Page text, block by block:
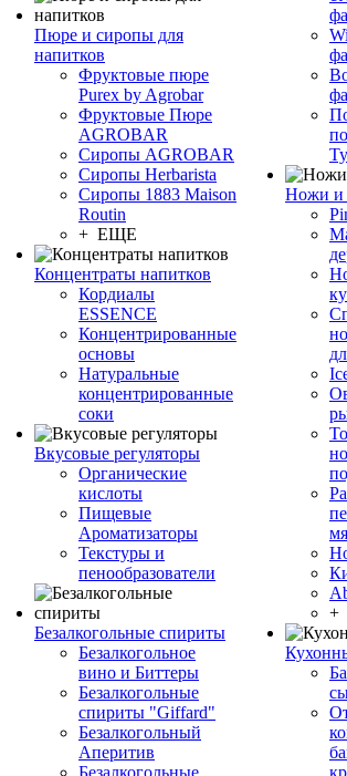
Пюре и сиропы для
напитков
Фруктовые пюре
Purex by Agrobar
Фруктовые Пюре
AGROBAR
Сиропы AGROBAR
Сиропы Herbarista
Сиропы 1883 Maison
Routin
+ ЕЩЕ
Концентраты напитков
Кордиалы
ESSENCE
Концентрированные
основы
Натуральные
концентрированные
соки
Вкусовые регуляторы
Органические
кислоты
Пищевые
Ароматизаторы
Текстуры и
пенообразователи
Безалкогольные спириты
Безалкогольное
вино и Биттеры
Безалкогольные
спириты "Giffard"
Безалкогольный
Аперитив
Безалкогольные
Ножи и
+